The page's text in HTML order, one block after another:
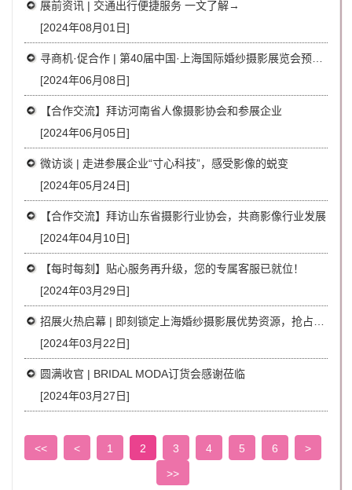
展前资讯 | 交通出行便捷服务 一文了解→
[2024年08月01日]
寻商机·促合作 | 第40届中国·上海国际婚纱摄影展览会预约通道开启
[2024年06月08日]
【合作交流】拜访河南省人像摄影协会和参展企业
[2024年06月05日]
微访谈 | 走进参展企业“寸心科技”，感受影像的蜕变
[2024年05月24日]
【合作交流】拜访山东省摄影行业协会，共商影像行业发展
[2024年04月10日]
【每时每刻】贴心服务再升级，您的专属客服已就位！
[2024年03月29日]
招展火热启幕 | 即刻锁定上海婚纱摄影展优势资源，抢占商机
[2024年03月22日]
圆满收官 | BRIDAL MODA订货会感谢莅临
[2024年03月27日]
<< < 1 2 3 4 5 6
>
>>